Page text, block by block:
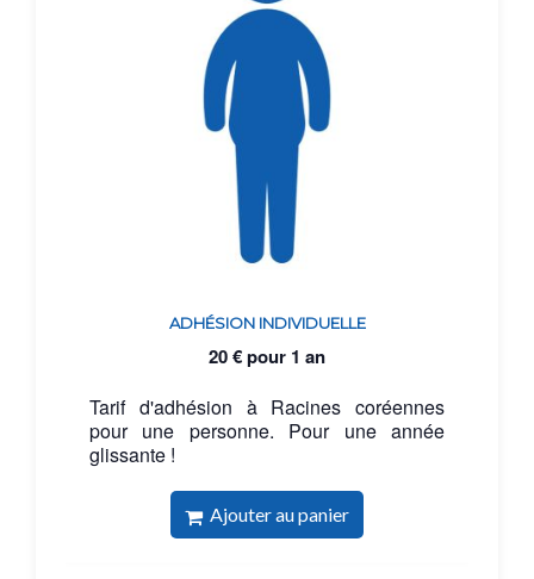
ADHÉSION INDIVIDUELLE
20€pour 1 an
Tarif d'adhésion à Racines coréennes
pour une personne. Pour une année
glissante !
Ajouter au panier